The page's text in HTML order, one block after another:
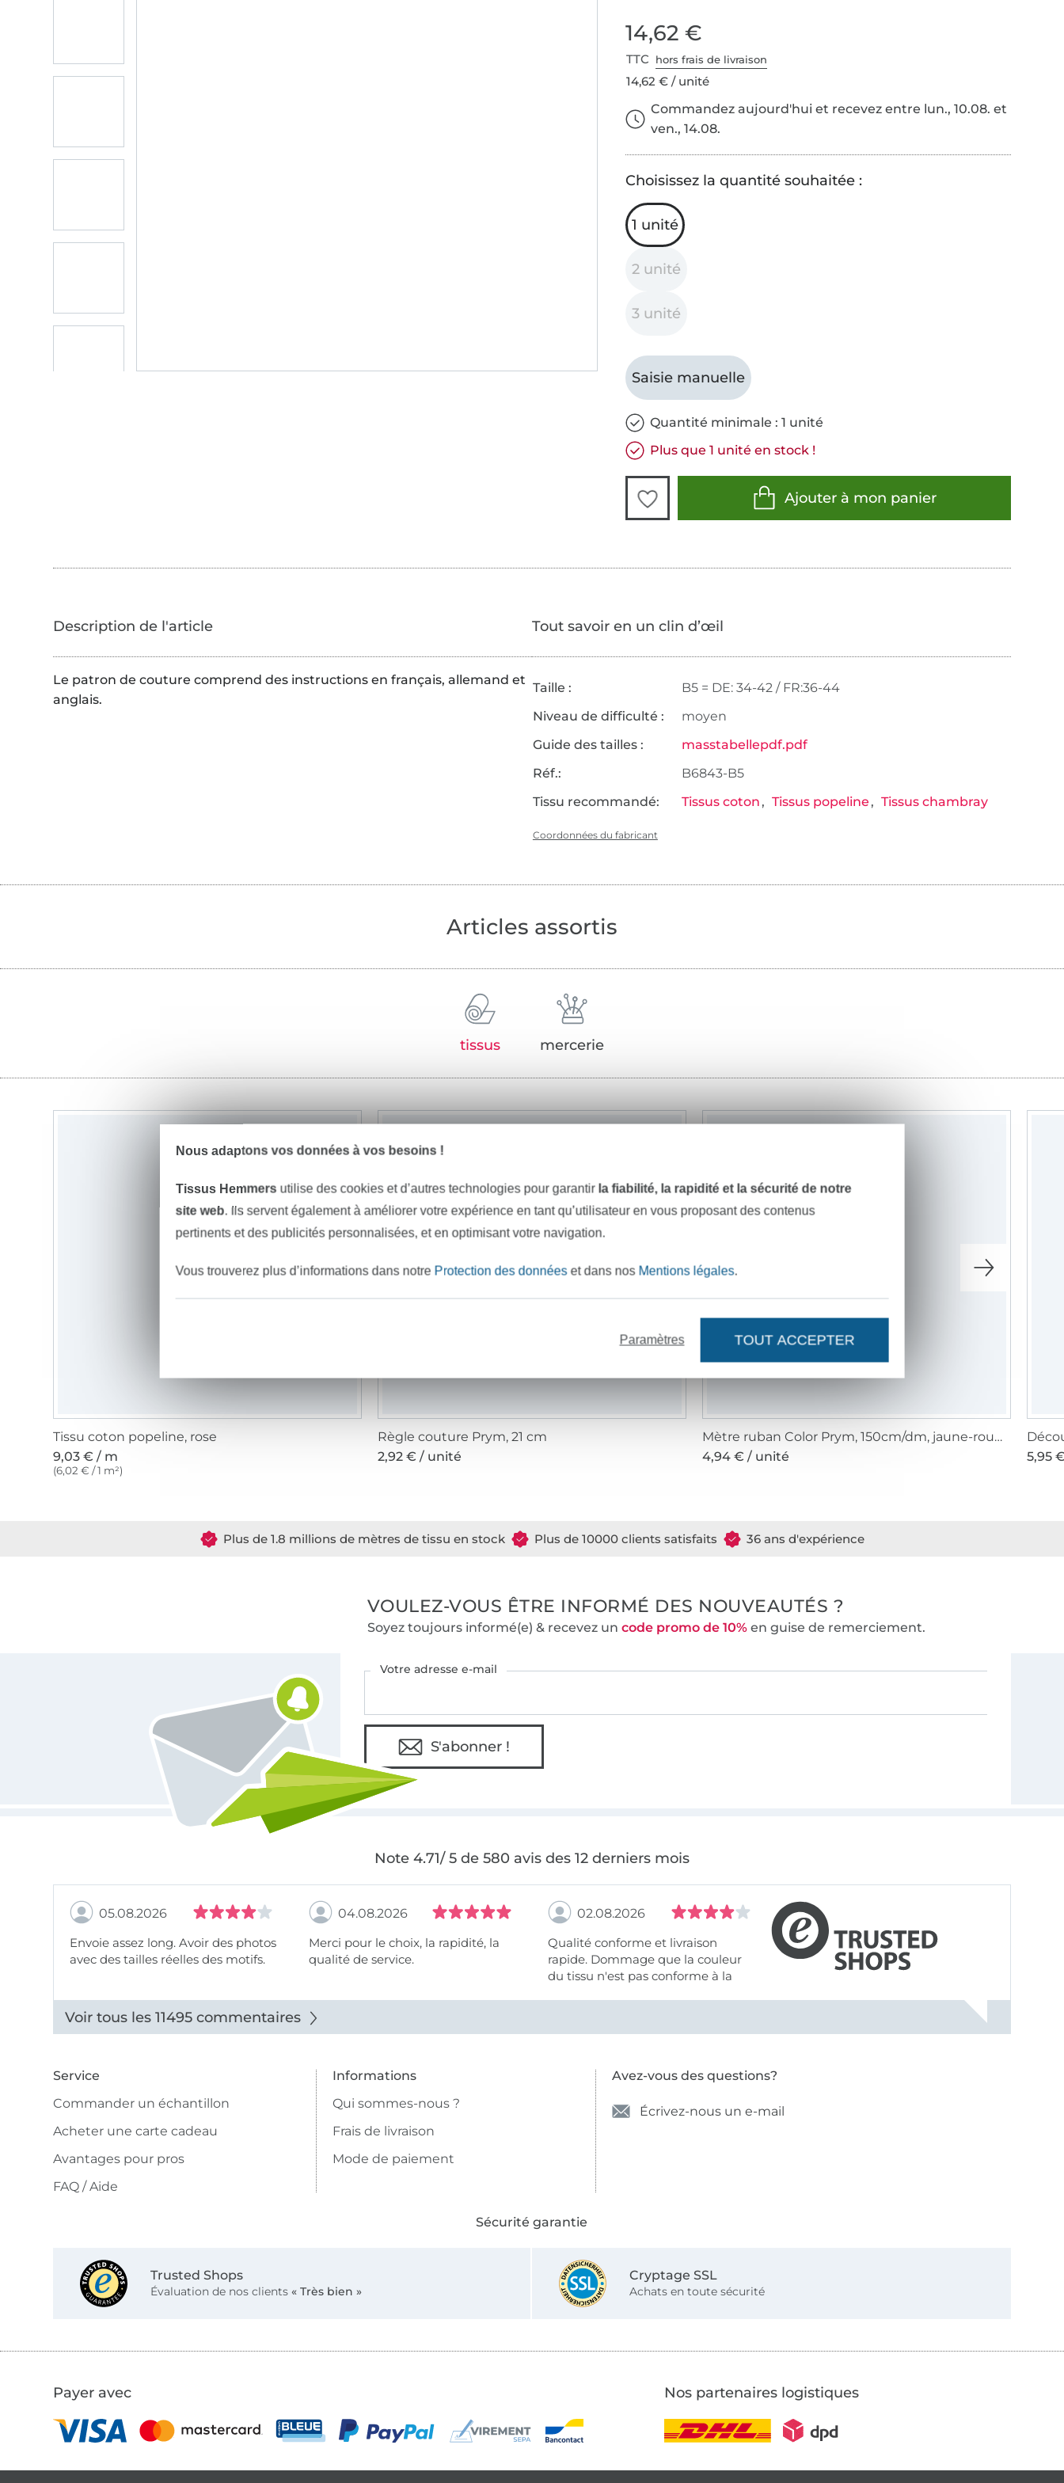
14,62 €
TTC hors frais de livraison
14,62 € / unité
Commandez aujourd'hui et recevez entre lun., 10.08. et
ven., 14.08.
Choisissez la quantité souhaitée :
1 unité
2 unité
3 unité
Saisie manuelle
Quantité minimale : 1 unité
Plus que 1 unité en stock !
Ajouter à mon panier
Le patron de couture comprend des instructions en français, allemand et
anglais.
Tout savoir en un clin d’œil
Taille :
B5 = DE: 34-42 / FR:36-44
Niveau de difficulté :
moyen
Guide des tailles :
masstabellepdf.pdf
Réf.:
B6843-B5
Tissu recommandé:
Tissus coton Tissus popeline Tissus chambray
Coordonnées du fabricant
Articles assortis
tissus mercerie
Tissu coton popeline, rose
9,03 € / m
(6,02 € / 1 m²)
Règle couture Prym, 21 cm
2,92 € / unité
Mètre ruban Color Prym, 150cm/dm, jaune-rouge-vert-blanc
4,94 € / unité
5,95
Plus de 1.8 millions de mètres de tissu en stock Plus de 10000 clients satisfaits 36 ans d'expérience
VOULEZ-VOUS ÊTRE INFORMÉ DES NOUVEAUTÉS ?
Soyez toujours informé(e) & recevez un code promo de 10%en guise de remerciement.
Votre adresse e-mail
S'abonner !
Note 4.71/ 5 de 580 avis des 12 derniers mois
05.08.2026
Envoie assez long. Avoir des photos
avec des tailles réelles des motifs.
04.08.2026
Merci pour le choix, la rapidité, la
qualité de service.
02.08.2026
Qualité conforme et livraison
rapide. Dommage que la couleur
du tissu n'est pas conforme à la
Voir tous les 11495 commentaires
Service
Commander un échantillon
Acheter une carte cadeau
Avantages pour pros
FAQ / Aide
Informations
Qui sommes-nous ?
Frais de livraison
Mode de paiement
Avez-vous des questions?
Écrivez-nous un e-mail
Sécurité garantie
Trusted Shops
Évaluation de nos clients « Très bien »
Cryptage SSL
Achats en toute sécurité
Payer avec Nos partenaires logistiques
Nous adaptons vos données à vos besoins !
Tissus Hemmers utilise des cookies et d’autres technologies pour garantir la fiabilité, la rapidité et la sécurité de notre
site web. Ils servent également à améliorer votre expérience en tant qu’utilisateur en vous proposant des contenus
pertinents et des publicités personnalisées, et en optimisant votre navigation.
Vous trouverez plus d’informations dans notre Protection des donnéeset dans nos Mentions légales.
Paramètres TOUT ACCEPTER